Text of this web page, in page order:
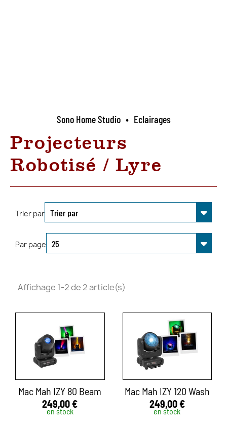
Sono Home Studio • Eclairages
Projecteurs
Robotisé / Lyre
Trier par
Par page
Affichage 1-2 de 2 article(s)
Mac Mah IZY 80 Beam
249,00 €
en stock
Mac Mah IZY 120 Wash
249,00 €
en stock